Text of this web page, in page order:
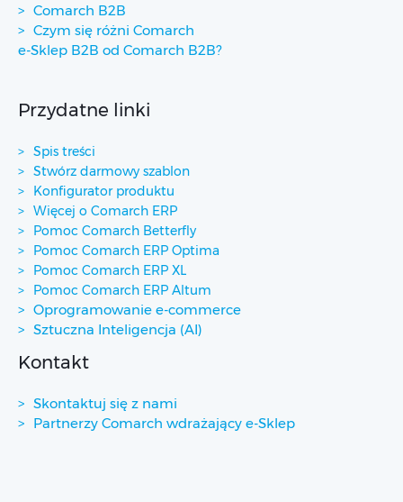
Comarch B2B
Czym się różni Comarch
e-Sklep B2B od Comarch B2B?
Przydatne linki
Spis treści
Stwórz darmowy szablon
Konfigurator produktu
Więcej o Comarch ERP
Pomoc Comarch Betterfly
Pomoc Comarch ERP Optima
Pomoc Comarch ERP XL
Pomoc Comarch ERP Altum
Oprogramowanie e-commerce
Sztuczna Inteligencja (AI)
Kontakt
Skontaktuj się z nami
Partnerzy Comarch wdrażający e-Sklep